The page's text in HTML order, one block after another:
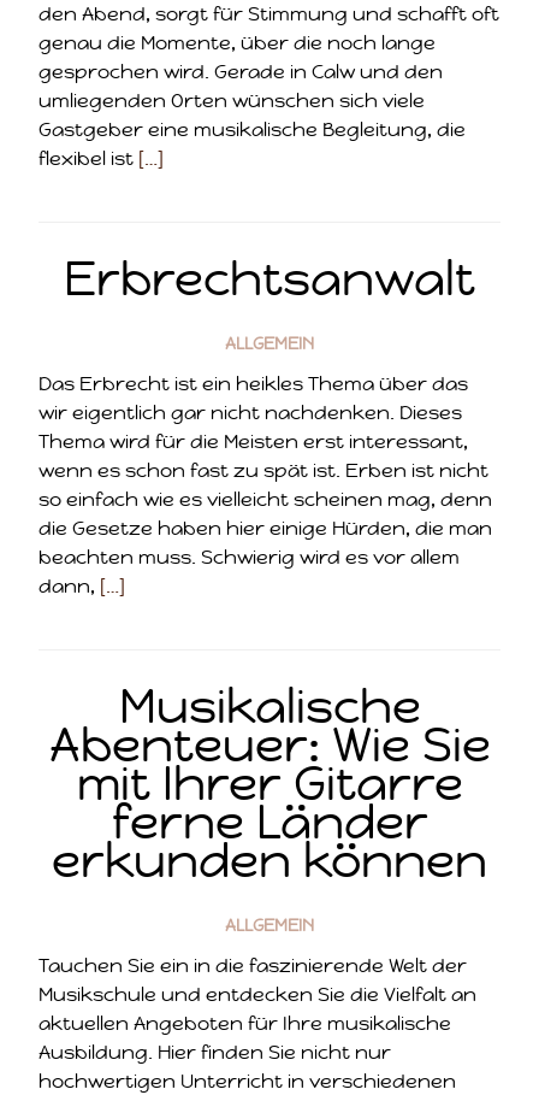
den Abend, sorgt für Stimmung und schafft oft
genau die Momente, über die noch lange
gesprochen wird. Gerade in Calw und den
umliegenden Orten wünschen sich viele
Gastgeber eine musikalische Begleitung, die
flexibel ist […]
Erbrechtsanwalt
ALLGEMEIN
Das Erbrecht ist ein heikles Thema über das
wir eigentlich gar nicht nachdenken. Dieses
Thema wird für die Meisten erst interessant,
wenn es schon fast zu spät ist. Erben ist nicht
so einfach wie es vielleicht scheinen mag, denn
die Gesetze haben hier einige Hürden, die man
beachten muss. Schwierig wird es vor allem
dann, […]
Musikalische
Abenteuer: Wie Sie
mit Ihrer Gitarre
ferne Länder
erkunden können
ALLGEMEIN
Tauchen Sie ein in die faszinierende Welt der
Musikschule und entdecken Sie die Vielfalt an
aktuellen Angeboten für Ihre musikalische
Ausbildung. Hier finden Sie nicht nur
hochwertigen Unterricht in verschiedenen